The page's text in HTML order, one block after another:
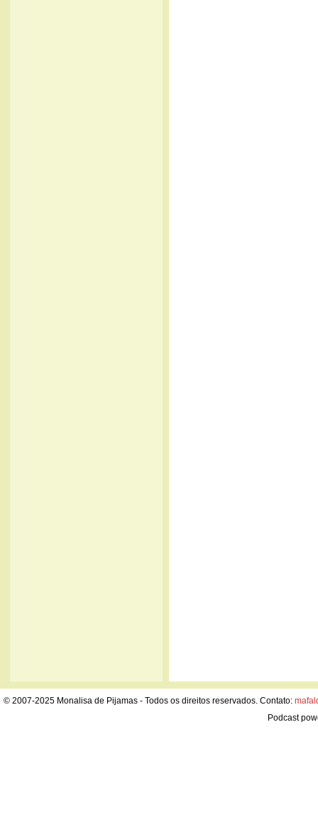
© 2007-2025 Monalisa de Pijamas - Todos os direitos reservados. Contato:
Podcast